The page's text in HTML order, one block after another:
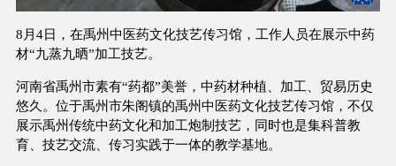
8月4日，在禹州中医药文化技艺传习馆，工作人员在展示中药
材“九蒸九晒”加工技艺。
河南省禹州市素有“药都”美誉，中药材种植、加工、贸易历史
悠久。位于禹州市朱阁镇的禹州中医药文化技艺传习馆，不仅
展示禹州传统中药文化和加工炮制技艺，同时也是集科普教
育、技艺交流、传习实践于一体的教学基地。